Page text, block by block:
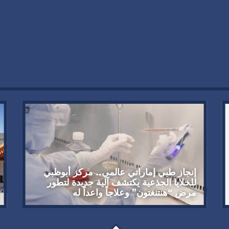
إنجاز طبي إماراتي عالمي.. مركز أبوظبي
للخلايا الجذعية يكتشف آلية جديدة لتطور
مرض “هنتنغتون” وعلاجاً واعداً له